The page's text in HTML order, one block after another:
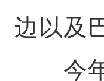
边以及
今年